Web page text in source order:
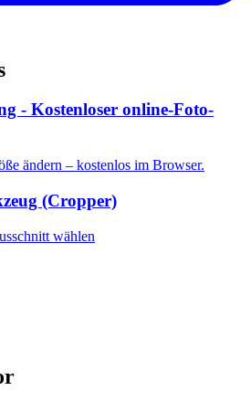
- Kostenloser online-Foto-
ändern – kostenlos im Browser.
(Cropper)
wählen